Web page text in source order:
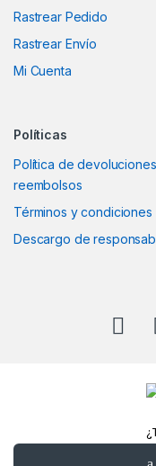
Rastrear Pedido
Rastrear Envío
Mi Cuenta
Políticas
Política de
reembolsos
Términos y condiciones
Descargo de